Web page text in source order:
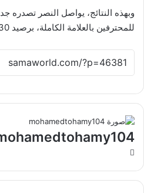
وبهذه النتائج، يواصل النصر تصدره
للمحترفين بالعلامة الكاملة، برصيد 30 نقطة.